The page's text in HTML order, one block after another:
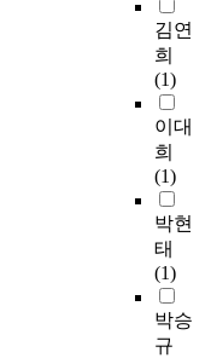
김연
희
(1)
이대
희
(1)
박현
태
(1)
박승
규